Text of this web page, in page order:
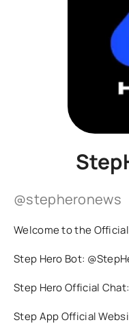
@stepheronews
Welcome to the
Step Hero Bot:
Step Hero Official Chat:
Step App Official